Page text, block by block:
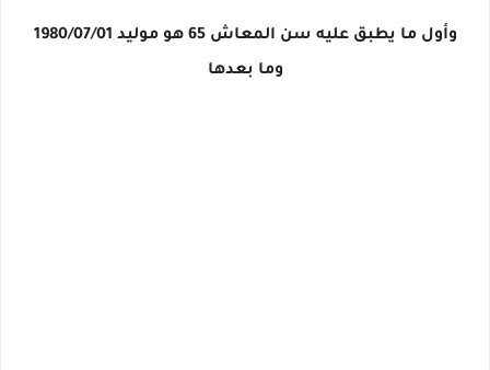
وأول ما يطبق عليه سن المعاش 65 هو موليد 1980/07/01
وما بعدها